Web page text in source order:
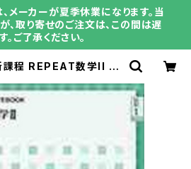
ーカーが夏季休業になります。当
、取り寄せのご注文は、この間は遅
。ご了承ください。
のみ 別冊解答なし IS
ISBN-1
SKU：000473
店（いくのしょてん）